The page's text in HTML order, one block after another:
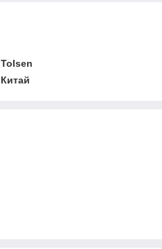
Tolsen
Китай